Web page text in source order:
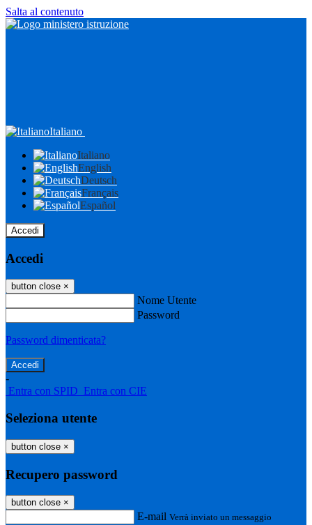
Salta al contenuto
Italiano
Italiano
English
Deutsch
Français
Español
Accedi
Accedi
button close ×
Nome Utente
Password
Password dimenticata?
-
Entra con SPID Entra con CIE
Seleziona utente
button close ×
Recupero password
button close ×
E-mail Verrà inviato un messaggio